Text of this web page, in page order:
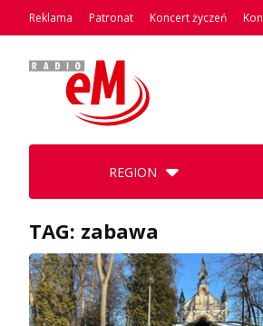
Reklama Patronat Koncert życzeń
REGION
TAG: zabawa